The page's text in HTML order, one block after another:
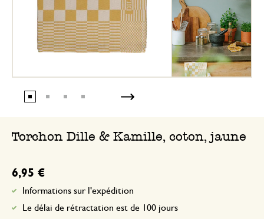
Torchon Dille & Kamille, coton, jaune
6,95 €
Informations sur l'expédition
Le délai de rétractation est de 100 jours